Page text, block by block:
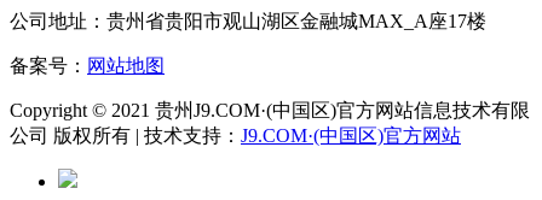
公司地址：贵州省贵阳市观山湖区金融城MAX_A座17楼
备案号： 网站地图
Copyright © 2021 贵州J9.COM·(中国区)官方网站信息技术有限
公司 版权所有 | 技术支持： J9.COM·(中国区)官方网站